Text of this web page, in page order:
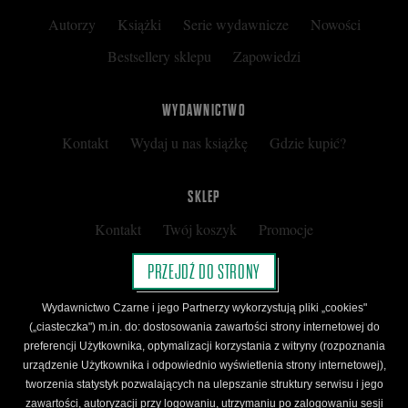
Facebooku
Autorzy Książki Serie wydawnicze
Nowości
Bestsellery sklepu
Zapowiedzi
WYDAWNICTWO
Kontakt Wydaj u nas książkę Gdzie kupić?
SKLEP
Kontakt Twój koszyk
Promocje
Kup kartę podarunkową
Nota prawna
Regulamin
Polityka prywatności
Regulamin Klubu Czarnego
Regulamin Karty Podarunkowej
PRZEJDŹ DO STRONY
Wydawnictwo Czarne i jego Partnerzy wykorzystują pliki „cookies"
(„ciasteczka") m.in. do: dostosowania zawartości strony internetowej do
preferencji Użytkownika, optymalizacji korzystania z witryny (rozpoznania
urządzenie Użytkownika i odpowiednio wyświetlenia strony internetowej),
tworzenia statystyk pozwalających na ulepszanie struktury serwisu i jego
zawartości, autoryzacji przy logowaniu, utrzymaniu po zalogowaniu sesji